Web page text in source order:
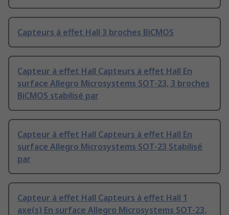
Capteurs à effet Hall 3 broches BiCMOS
Capteur à effet Hall Capteurs à effet Hall En
surface Allegro Microsystems SOT-23, 3 broches
BiCMOS stabilisé par
Capteur à effet Hall Capteurs à effet Hall En
surface Allegro Microsystems SOT-23 Stabilisé
par
Capteur à effet Hall Capteurs à effet Hall 1
axe(s) En surface Allegro Microsystems SOT-23,